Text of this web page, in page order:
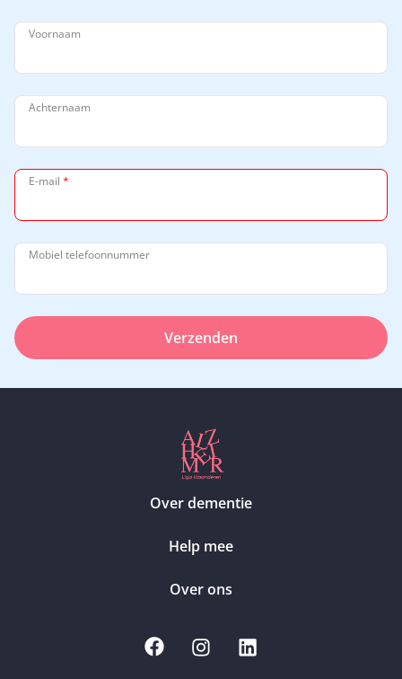
Voornaam
Achternaam
E-mail *
Mobiel telefoonnummer
Verzenden
Over dementie
Help mee
Over ons